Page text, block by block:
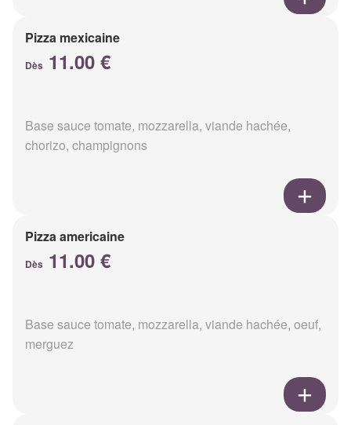
Pizza mexicaine
Dès 11.00 €
Base sauce tomate, mozzarella, viande hachée,
chorizo, champignons
Pizza americaine
Dès 11.00 €
Base sauce tomate, mozzarella, viande hachée, oeuf,
merguez